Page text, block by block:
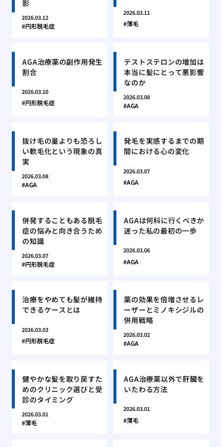
影
2026.03.12
円形脱毛症
2026.03.11
薄毛
AGA治療薬の副作用発生
割合
2026.03.10
円形脱毛症
テストステロンの増加は
本当に髪にとって悪影響
なのか
2026.03.08
AGA
抜け毛の量よりも恐ろし
い軟毛化という現象の真
実
2026.03.08
AGA
発毛を実感するまでの期
間における心の変化
2026.03.07
AGA
併発することもある脱毛
症の悩みと向き合うため
の知識
2026.03.07
円形脱毛症
AGAは何科に行くべきか
迷った私の最初の一歩
2026.03.06
AGA
治療をやめても髪が維持
できるケースとは
2026.03.03
円形脱毛症
薬の効果を倍増させるレ
ーザーとミノキシジルの
併用戦略
2026.03.02
AGA
健やかな髪を取り戻すた
めのクリニック選びと受
診のタイミング
2026.03.01
薄毛
AGA治療薬以外で肝臓を
いたわる方法
2026.03.01
薄毛